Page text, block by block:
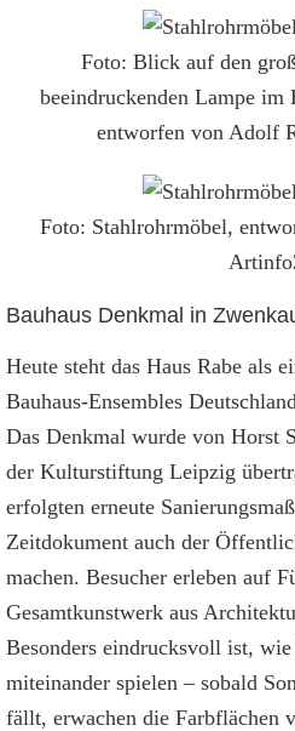
Foto: Blick auf den
beeindruckenden Lampe im
entworfen von Adolf
Foto: Stahlrohrmöbel,
Bauhaus Denkmal in
Heute steht das Haus Rabe als
Bauhaus-Ensembles
Das Denkmal wurde von Horst
der Kulturstiftung Leipzig
erfolgten erneute
Zeitdokument auch der
machen. Besucher erleben auf
Gesamtkunstwerk aus
Besonders eindrucksvoll ist,
miteinander spielen – sobald
fällt, erwachen die Farbflächen